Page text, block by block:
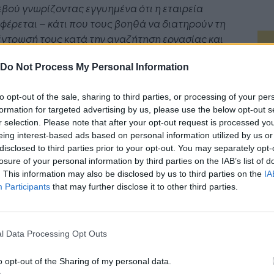
Do Not Process My Personal Information
opt-out of the sale, sharing to third parties, or processing of your
for targeted advertising by us, please use the below opt-out
selection. Please note that after your opt-out request is processed
interest-based ads based on personal information utilized by us
to third parties prior to your opt-out. You may separately
of your personal information by third parties on the IAB’s list of
This information may also be disclosed by us to third parties on the
Participants that may further disclose it to other third parties.
Data Processing Opt Outs
opt-out of the Sharing of my personal data.
γνωρίζοντας εγγυημένα ότι η εταιρεία
– κάτι που τους βοηθά να διατηρούν τη
τους κατά την αναζήτηση εργασίας και
για τις εταιρείες και τις θέσεις εργασίας
Στη συνέχεια έστειλαν το
τους και ζήτησαν να τους παραχωρηθεί
για να συναντήσουν τον συγκεκριμένο
ή τους εργοδότες που τους ενδιέφεραν. Με
αυτό η διαδικασία διατηρήθηκε σε πολύ
πλαίσια: συμμετείχαν 96 άτομα που
διαδικασίας προεπιλογής, και ο
σύστημα της
επιχείρηση και εργαζόμενο